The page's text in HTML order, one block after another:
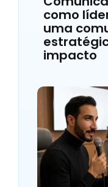
como
uma
impacto